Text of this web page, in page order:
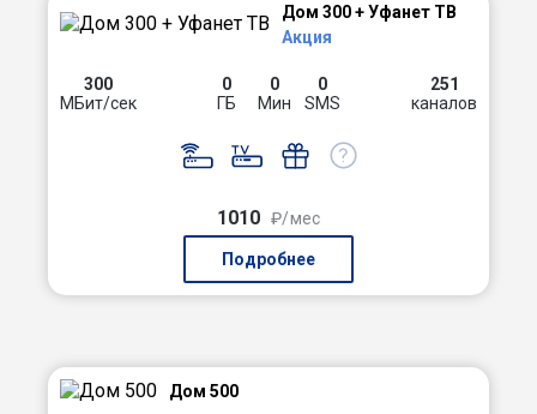
Дом 300 + Уфанет ТВ
Акция
300
МБит/сек
0
ГБ
0
Мин
0
SMS
251
каналов
1010 ₽/мес
Подробнее
Дом 500